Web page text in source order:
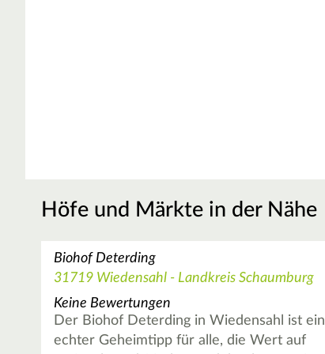
Höfe und Märkte in der Nähe
Biohof Deterding
31719 Wiedensahl - Landkreis Schaumburg
Keine Bewertungen
Der Biohof Deterding in Wiedensahl ist ein
echter Geheimtipp für alle, die Wert auf